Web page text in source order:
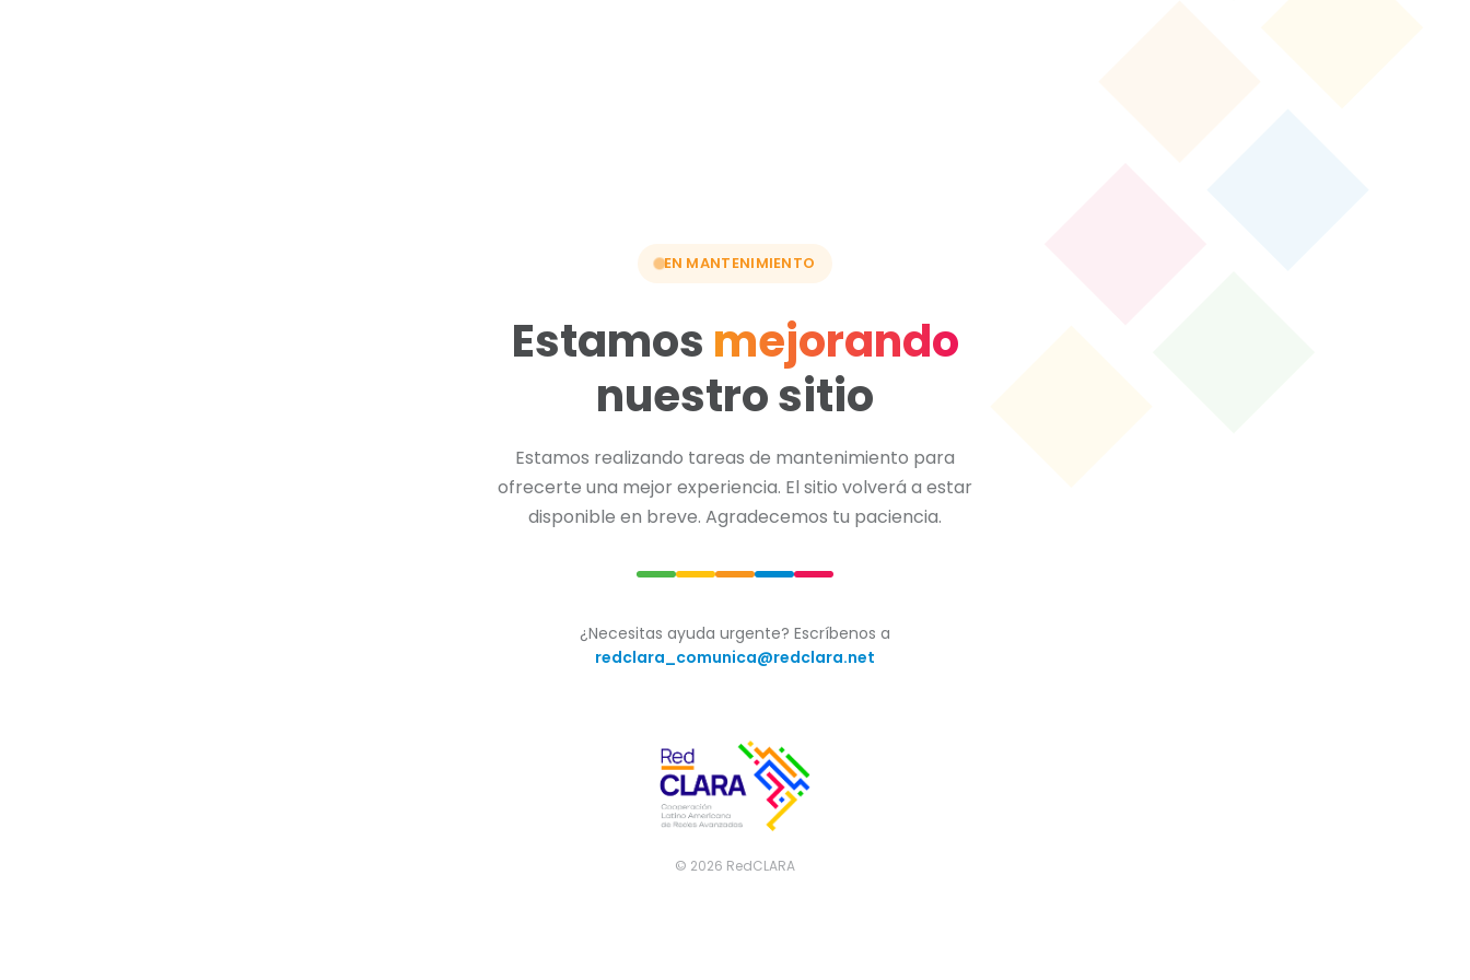
EN MANTENIMIENTO
Estamos mejorando
nuestro sitio
Estamos realizando tareas de mantenimiento para
ofrecerte una mejor experiencia. El sitio volverá a estar
disponible en breve. Agradecemos tu paciencia.
¿Necesitas ayuda urgente? Escríbenos a
redclara_comunica@redclara.net
© 2026 RedCLARA